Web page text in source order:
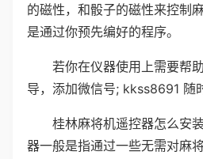
的磁性，和骰子的磁性来控制
是通过你预先编好的程序。
若你在仪器使用上需要帮
导，添加微信号; kkss8691 随
桂林麻将机遥控器怎么安
器一般是指通过一些无需对麻